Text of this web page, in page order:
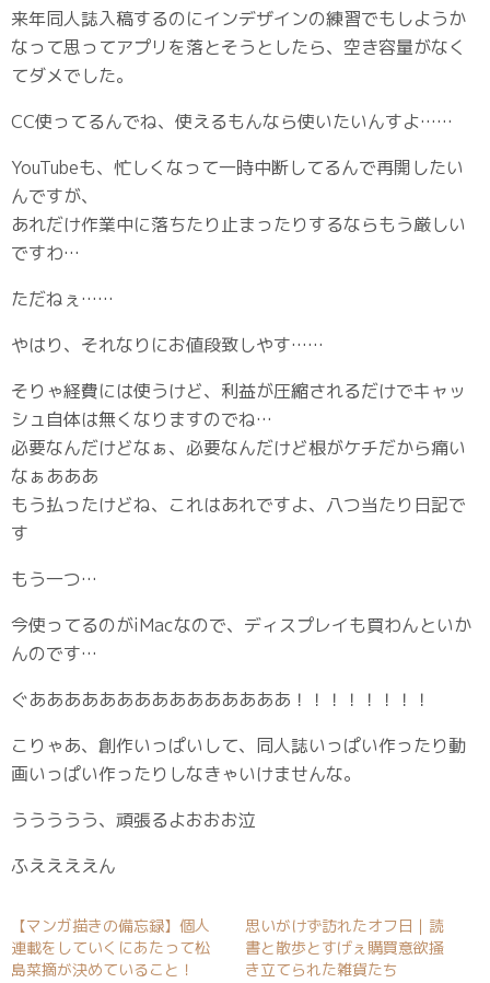
来年同人誌入稿するのにインデザインの練習でもしようか
なって思ってアプリを落とそうとしたら、空き容量がなく
てダメでした。
CC使ってるんでね、使えるもんなら使いたいんすよ……
YouTubeも、忙しくなって一時中断してるんで再開したい
んですが、
あれだけ作業中に落ちたり止まったりするならもう厳しい
ですわ…
ただねぇ……
やはり、それなりにお値段致しやす……
そりゃ経費には使うけど、利益が圧縮されるだけでキャッ
シュ自体は無くなりますのでね…
必要なんだけどなぁ、必要なんだけど根がケチだから痛い
なぁあああ
もう払ったけどね、これはあれですよ、八つ当たり日記で
す
もう一つ…
今使ってるのがiMacなので、ディスプレイも買わんといか
んのです…
ぐあああああああああああああああ！！！！！！！！
こりゃあ、創作いっぱいして、同人誌いっぱい作ったり動
画いっぱい作ったりしなきゃいけませんな。
ううううう、頑張るよおおお泣
ふええええん
【マンガ描きの備忘録】個人
連載をしていくにあたって松
島菜摘が決めていること！
思いがけず訪れたオフ日｜読
書と散歩とすげぇ購買意欲掻
き立てられた雑貨たち